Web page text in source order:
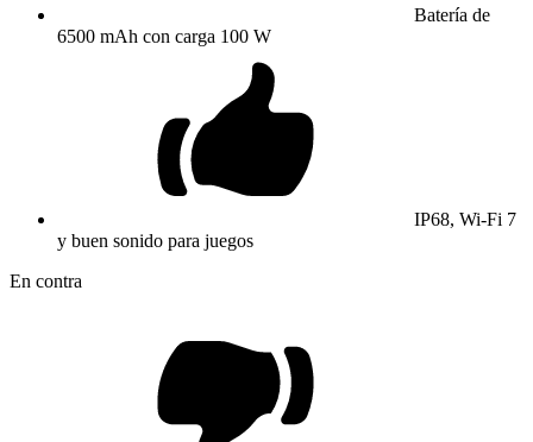
Batería de
6500 mAh con carga 100 W
IP68, Wi-Fi 7
y buen sonido para juegos
En contra